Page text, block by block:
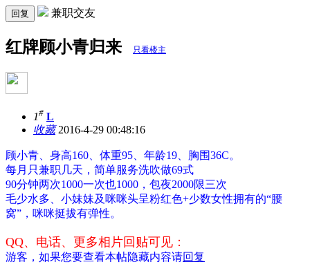
回复 兼职交友
红牌顾小青归来 只看楼主
1# L
收藏2016-4-29 00:48:16
顾小青、身高160、体重95、年龄19、胸围36C。
每月只兼职几天，简单服务洗吹做69式
90分钟两次1000一次也1000，包夜2000限三次
毛少水多、小妹妹及咪咪头呈粉红色+少数女性拥有的“腰
窝”，咪咪挺拔有弹性。
QQ、电话、更多相片回贴可见：
游客，如果您要查看本帖隐藏内容请回复